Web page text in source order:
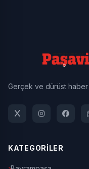
Gerçek ve dürüst
KATEGORİLER